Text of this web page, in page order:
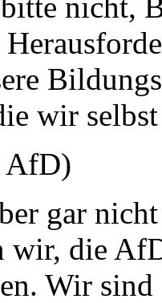
wir
AfD)
gar
wir, die
Wir